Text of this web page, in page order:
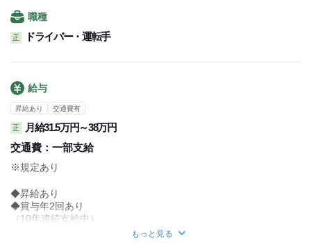
職種
正 ドライバー・運転手
給与
昇給あり 交通費有
正
月給31.5万円～38万円
交通費： 一部支給
※規定あり
◆昇給あり
◆賞与年2回あり
（10年連続支給中）
もっと見る